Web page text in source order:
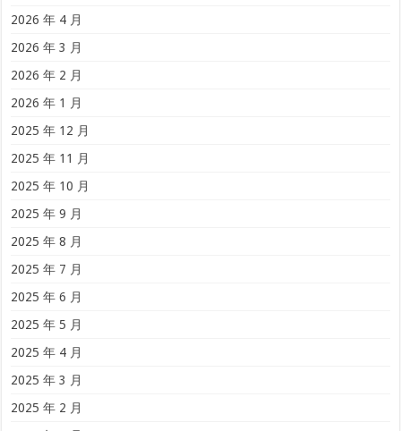
2026 年 4 月
2026 年 3 月
2026 年 2 月
2026 年 1 月
2025 年 12 月
2025 年 11 月
2025 年 10 月
2025 年 9 月
2025 年 8 月
2025 年 7 月
2025 年 6 月
2025 年 5 月
2025 年 4 月
2025 年 3 月
2025 年 2 月